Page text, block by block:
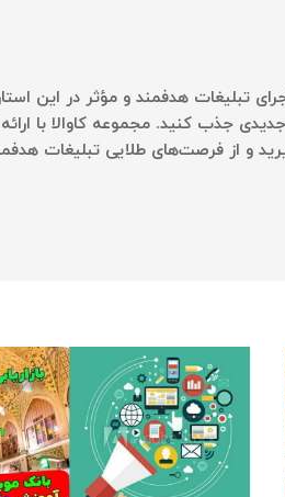
تبلیغات هدفمند و مؤثر در این
جذب کنید. مجموعه کاوالا با
و از فرصت‌های طلایی تبلیغات